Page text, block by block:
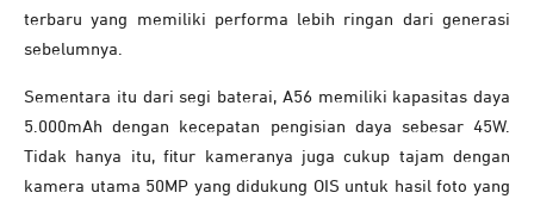
terbaru yang memiliki performa lebih ringan dari generasi
sebelumnya.
Sementara itu dari segi baterai, A56 memiliki kapasitas daya
5.000mAh dengan kecepatan pengisian daya sebesar 45W.
Tidak hanya itu, fitur kameranya juga cukup tajam dengan
kamera utama 50MP yang didukung OIS untuk hasil foto yang